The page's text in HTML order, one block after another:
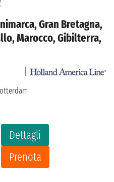
Gran Bretagna,
Marocco, Gibilterra,
Dettagli
Prenota